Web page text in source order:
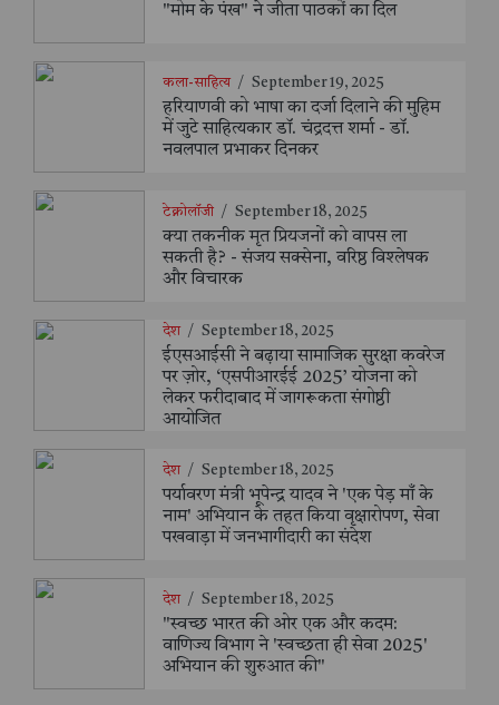
"मोम के पंख" ने जीता पाठकों का दिल
कला-साहित्य / September 19, 2025
हरियाणवी को भाषा का दर्जा दिलाने की मुहिम
में जुटे साहित्यकार डॉ. चंद्रदत्त शर्मा - डॉ.
नवलपाल प्रभाकर दिनकर
टेक्नोलॉजी / September 18, 2025
क्या तकनीक मृत प्रियजनों को वापस ला
सकती है? - संजय सक्सेना, वरिष्ठ विश्लेषक
और विचारक
देश / September 18, 2025
ईएसआईसी ने बढ़ाया सामाजिक सुरक्षा कवरेज
पर ज़ोर, ‘एसपीआरईई 2025’ योजना को
लेकर फरीदाबाद में जागरूकता संगोष्ठी
आयोजित
देश / September 18, 2025
पर्यावरण मंत्री भूपेन्द्र यादव ने 'एक पेड़ माँ के
नाम' अभियान के तहत किया वृक्षारोपण, सेवा
पखवाड़ा में जनभागीदारी का संदेश
देश / September 18, 2025
"स्वच्छ भारत की ओर एक और कदम:
वाणिज्य विभाग ने 'स्वच्छता ही सेवा 2025'
अभियान की शुरुआत की"